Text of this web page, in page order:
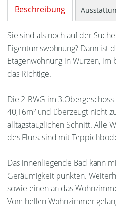
Beschreibung
Sie sind als noch auf der
Eigentumswohnung? Dann ist
Etagenwohnung in Wurzen, im
das Richtige.
Die 2-RWG im
40,16m² und überzeugt nicht
alltagstauglichen Schnitt. Alle
des Flurs, sind mit
Das innenliegende Bad kann
Geräumigkeit punkten.
sowie einen an das
Vom hellen Wohnzimmer